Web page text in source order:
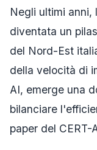
Negli ultimi
diventata un
del Nord-Est
della velocità di
AI, emerge una
bilanciare
paper del